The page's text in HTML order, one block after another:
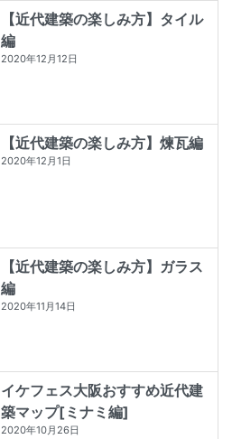
【近代建築の楽しみ方】タイル
編
2020年12月12日
【近代建築の楽しみ方】煉瓦編
2020年12月1日
【近代建築の楽しみ方】ガラス
編
2020年11月14日
イケフェス大阪おすすめ近代建
築マップ[ミナミ編]
2020年10月26日